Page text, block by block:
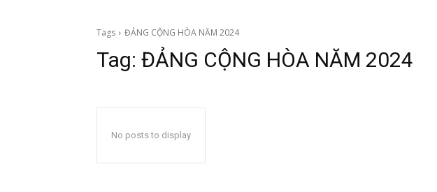
Tags ĐẢNG CỘNG HÒA NĂM 2024
Tag: ĐẢNG CỘNG HÒA NĂM 2024
No posts to display